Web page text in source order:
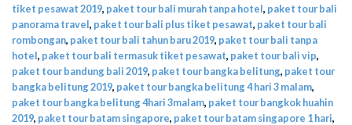
tiket pesawat 2019, paket tour bali murah tanpa hotel, paket tour bali
panorama travel, paket tour bali plus tiket pesawat, paket tour bali
rombongan, paket tour bali tahun baru 2019, paket tour bali tanpa
hotel, paket tour bali termasuk tiket pesawat, paket tour bali vip,
paket tour bandung bali 2019, paket tour bangka belitung, paket tour
bangka belitung 2019, paket tour bangka belitung 4 hari 3 malam,
paket tour bangka belitung 4hari 3malam, paket tour bangkok huahin
2019, paket tour batam singapore, paket tour batam singapore 1 hari,